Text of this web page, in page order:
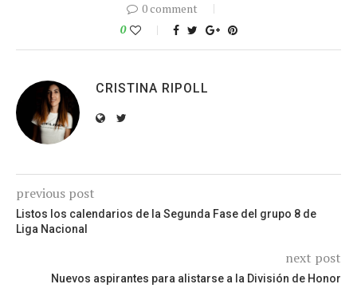
0 comment
0
CRISTINA RIPOLL
previous post
Listos los calendarios de la Segunda Fase del grupo 8 de
Liga Nacional
next post
Nuevos aspirantes para alistarse a la División de Honor